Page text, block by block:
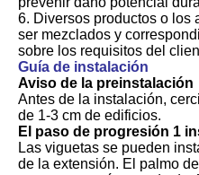
6. Diversos productos o los
ser mezclados y
sobre los requisitos del
Guía de instalación
Aviso de la preinstalación
Antes de la instalación,
de 1-3 cm de edificios.
El paso de progresión 1
Las viguetas se pueden
de la extensión. El palmo